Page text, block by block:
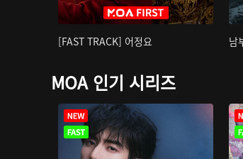
[FAST TRACK] 어정요 남
MOA 인기 시리즈